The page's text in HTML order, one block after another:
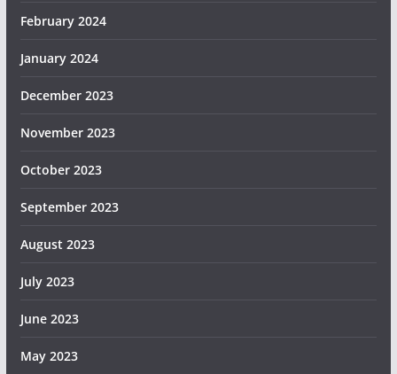
February 2024
January 2024
December 2023
November 2023
October 2023
September 2023
August 2023
July 2023
June 2023
May 2023